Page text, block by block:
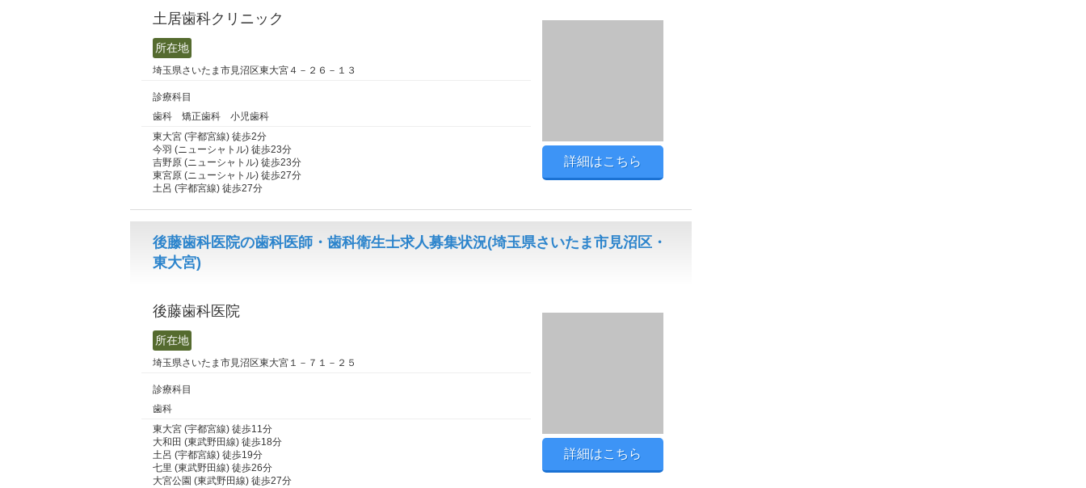
土居歯科クリニック
詳細はこちら
所在地
埼玉県さいたま市見沼区東大宮４－２６－１３
診療科目
歯科 矯正歯科 小児歯科
東大宮 (宇都宮線) 徒歩2分
今羽 (ニューシャトル) 徒歩23分
吉野原 (ニューシャトル) 徒歩23分
東宮原 (ニューシャトル) 徒歩27分
土呂 (宇都宮線) 徒歩27分
後藤歯科医院の歯科医師・歯科衛生士求人募集状況(埼玉県さいたま市見沼区・
東大宮)
後藤歯科医院
詳細はこちら
所在地
埼玉県さいたま市見沼区東大宮１－７１－２５
診療科目
歯科
東大宮 (宇都宮線) 徒歩11分
大和田 (東武野田線) 徒歩18分
土呂 (宇都宮線) 徒歩19分
七里 (東武野田線) 徒歩26分
大宮公園 (東武野田線) 徒歩27分